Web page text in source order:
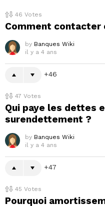
46 Votes
Comment contacter
by Banques Wiki
il y a 4 ans
46
47 Votes
Qui paye les dettes
surendettement ?
by Banques Wiki
il y a 4 ans
47
45 Votes
Pourquoi